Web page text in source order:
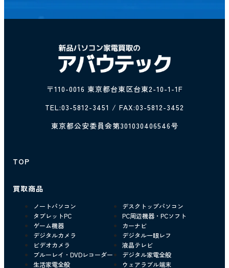
〒110-0016 東京都台東区台東2-10-1-1F
TEL:03-5812-3451 / FAX:03-5812-3452
東京都公安委員会第301030406546号
TOP
買取商品
ノートパソコン
デスクトップパソコン
タブレットPC
PC周辺機器・PCソフト
ゲーム機器
カーナビ
デジタルカメラ
デジタル一眼レフ
ビデオカメラ
液晶テレビ
ブルーレイ・DVDレコーダー
デジタル家電全般
生活家電全般
ウェアラブル端末